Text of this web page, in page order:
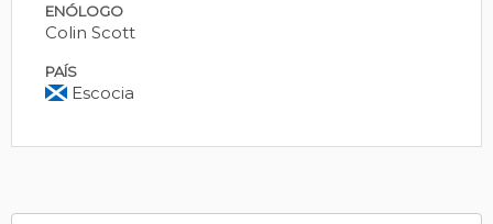
ENÓLOGO
Colin Scott
PAÍS
Escocia